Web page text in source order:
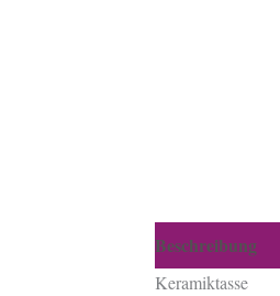
Beschreibung
Keramiktasse